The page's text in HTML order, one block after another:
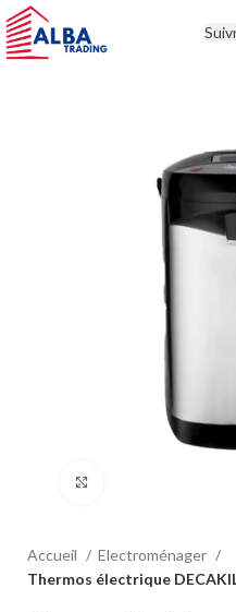
Accueil
Electroménager
Thermos électrique